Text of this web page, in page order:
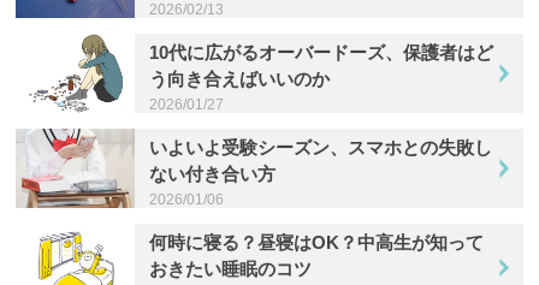
2026/02/13
10代に広がるオーバードーズ、保護者はど
う向き合えばいいのか
2026/01/27
いよいよ受験シーズン、スマホとの失敗し
ない付き合い方
2026/01/06
何時に寝る？昼寝はOK？中高生が知って
おきたい睡眠のコツ